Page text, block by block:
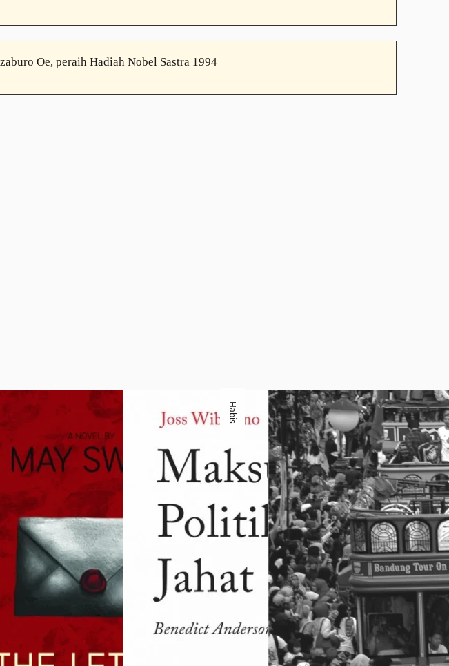
Ōe, peraih Hadiah Nobel Sastra 1994
Habis